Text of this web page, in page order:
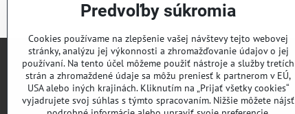
Lyžiarsky klub Valčianska dolina
Roman Murín
Predvoľby súkromia
Cookies používame na zlepšenie vašej návštevy tejto webovej
stránky, analýzu jej výkonnosti a zhromažďovanie údajov o jej
používaní. Na tento účel môžeme použiť nástroje a služby tretích
strán a zhromaždené údaje sa môžu preniesť k partnerom v EÚ,
USA alebo iných krajinách. Kliknutím na „Prijať všetky cookies“
vyjadrujete svoj súhlas s týmto spracovaním. Nižšie môžete nájsť